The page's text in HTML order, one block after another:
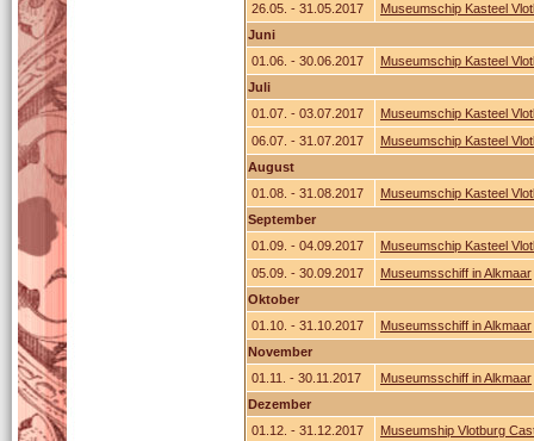
26.05. - 31.05.2017
Museumschip Kasteel
Juni
01.06. - 30.06.2017
Museumschip Kasteel
Juli
01.07. - 03.07.2017
Museumschip Kasteel
06.07. - 31.07.2017
Museumschip Kasteel
August
01.08. - 31.08.2017
Museumschip Kasteel
September
01.09. - 04.09.2017
Museumschip Kasteel
05.09. - 30.09.2017
Museumsschiff in Alkmaar
Oktober
01.10. - 31.10.2017
Museumsschiff in Alkmaar
November
01.11. - 30.11.2017
Museumsschiff in Alkmaar
Dezember
01.12. - 31.12.2017
Museumship Vlotburg